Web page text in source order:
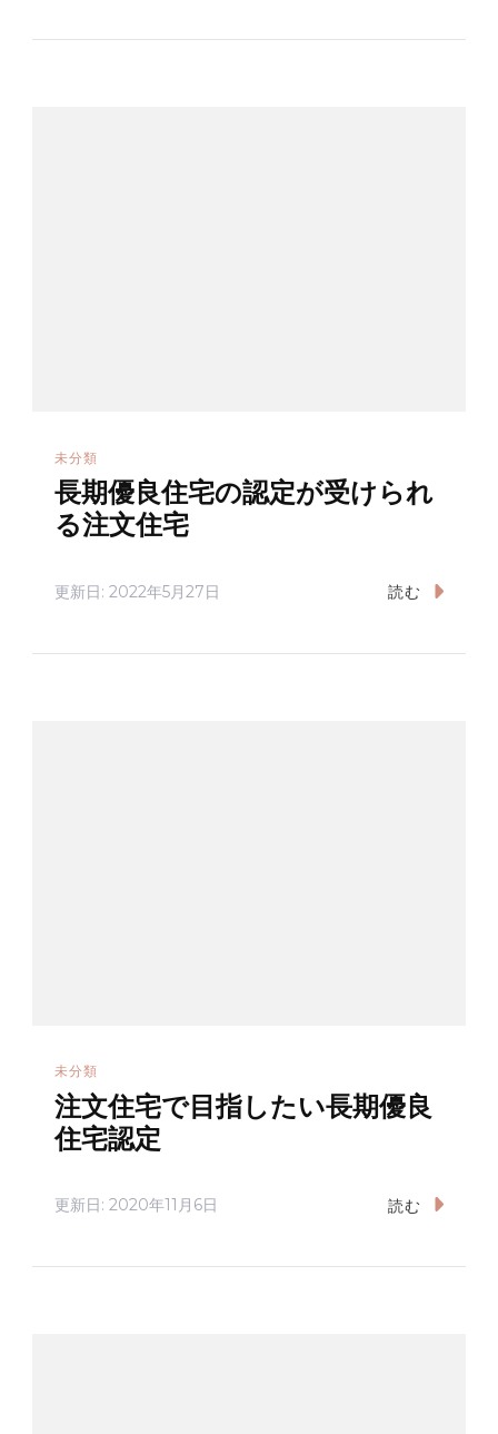
未分類
長期優良住宅の認定が受けられ
る注文住宅
更新日: 2022年5月27日 読む
未分類
注文住宅で目指したい長期優良
住宅認定
更新日: 2020年11月6日 読む